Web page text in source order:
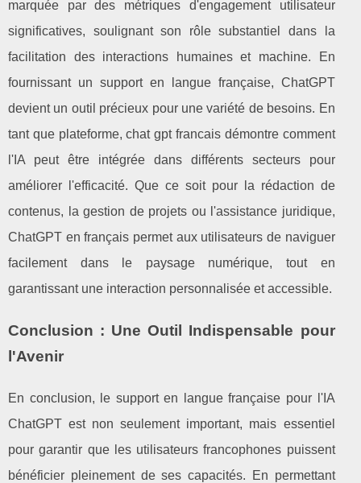
marquée par des métriques d'engagement utilisateur
significatives, soulignant son rôle substantiel dans la
facilitation des interactions humaines et machine. En
fournissant un support en langue française, ChatGPT
devient un outil précieux pour une variété de besoins. En
tant que plateforme, chat gpt francais démontre comment
l'IA peut être intégrée dans différents secteurs pour
améliorer l'efficacité. Que ce soit pour la rédaction de
contenus, la gestion de projets ou l'assistance juridique,
ChatGPT en français permet aux utilisateurs de naviguer
facilement dans le paysage numérique, tout en
garantissant une interaction personnalisée et accessible.
Conclusion : Une Outil Indispensable pour
l'Avenir
En conclusion, le support en langue française pour l'IA
ChatGPT est non seulement important, mais essentiel
pour garantir que les utilisateurs francophones puissent
bénéficier pleinement de ses capacités. En permettant